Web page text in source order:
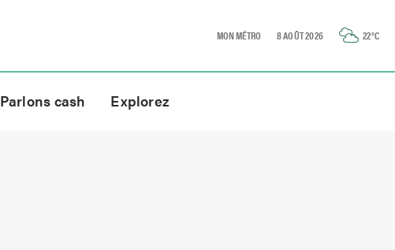
MON MÉTRO 8 AOÛT 2026 22°C
Parlons cash Explorez